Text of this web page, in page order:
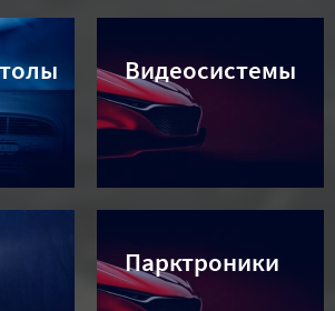
Видеосистемы
Парктроники